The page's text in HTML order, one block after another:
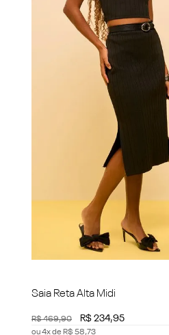
Saia Reta Alta Midi
R$469,90 R$ 234,95
ou4x de R$ 58,73